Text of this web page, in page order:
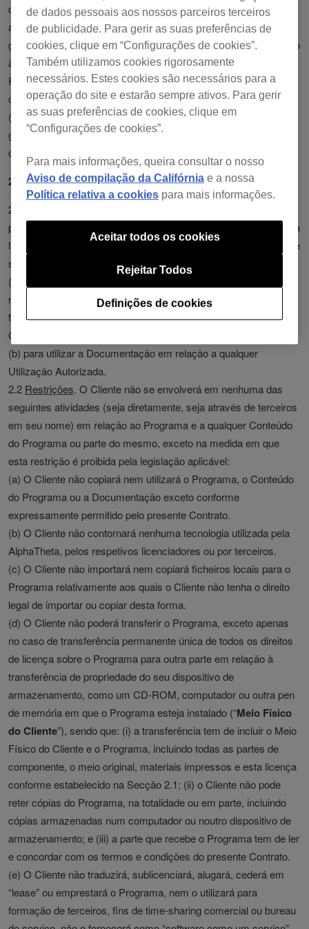
quaisquer artes relacionadas com álbuns, fotografias, notas de
alinhamento, metadados e outros materiais relacionados com as
gravações de som do Cliente, que o Cliente tenha disponibilizado
à AlphaTheta por meio de carregamento em relação ao
Programa. Para fins de esclarecimento, o Conteúdo do Cliente
compreende quaisquer gravações de som e o trabalho musical
(incluindo a composição e a letra) incorporado em cada
gravação de som, bem como o instrumental e/ou as partes
cantadas registados na mesma.
2 Licença do Software
2.1
presente Contrato, a AlphaTheta concede ao Cliente uma licença
limitada, pessoal, não exclusiva e intransmissível (sem direito de
sublicenciamento):
(a) para instalar o Programa no computador e/ou dispositivo
móvel do Cliente e aceder e utilizar o Programa apenas para as
finalidades pessoais do Cliente de acordo com o presente
Contrato e a Documentação (“
(b) para utilizar a Documentação em relação a qualquer
Utilização Autorizada.
2.2 Restrições. O Cliente não se envolverá em nenhuma das
seguintes atividades (seja diretamente, seja através de terceiros
em seu nome) em relação ao Programa e a qualquer Conteúdo
do Programa ou parte do mesmo, exceto na medida em que
esta restrição é proibida pela legislação aplicável:
(a) O Cliente não copiará nem utilizará o Programa, o Conteúdo
do Programa ou a Documentação exceto conforme
expressamente permitido pelo presente Contrato.
(b) O Cliente não contornará nenhuma tecnologia utilizada pela
AlphaTheta, pelos respetivos licenciadores ou por terceiros.
(c) O Cliente não importará nem copiará ficheiros locais para o
Programa relativamente aos quais o Cliente não tenha o direito
legal de importar ou copiar desta forma.
(d) O Cliente não poderá transferir o Programa, exceto apenas
no caso de transferência permanente única de todos os direitos
de licença sobre o Programa para outra parte em relação à
transferência de propriedade do seu dispositivo de
armazenamento, como um CD-ROM, computador ou outra pen
de memória em que o Programa esteja instalado (“Meio Físico
do Cliente”), sendo que: (i) a transferência tem de incluir o Meio
Físico do Cliente e o Programa, incluindo todas as partes de
componente, o meio original, materiais impressos e esta licença
conforme estabelecido na Secção 2.1; (ii) o Cliente não pode
reter cópias do Programa, na totalidade ou em parte, incluindo
cópias armazenadas num computador ou noutro dispositivo de
armazenamento; e (iii) a parte que recebe o Programa tem de ler
e concordar com os termos e condições do presente Contrato.
(e) O Cliente não traduzirá, sublicenciará, alugará, cederá em
“lease” ou emprestará o Programa, nem o utilizará para
formação de terceiros, fins de time-sharing comercial ou bureau
de dados pessoais aos nossos parceiros terceiros
de publicidade. Para gerir as suas preferências de
cookies, clique em “Configurações de cookies”.
Também utilizamos cookies rigorosamente
necessários. Estes cookies são necessários para a
operação do site e estarão sempre ativos. Para gerir
as suas preferências de cookies, clique em
“Configurações de cookies”.
Para mais informações, queira consultar o nosso
Aviso de compilação da Califórniae a nossa
Política relativa a cookiespara mais informações.
Definições de cookies
Rejeitar Todos
Aceitar todos os cookies